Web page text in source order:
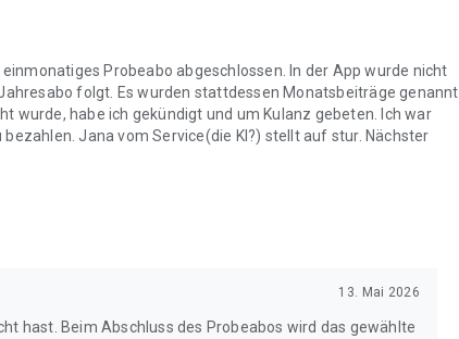
Probeabo abgeschlossen. In der App wurde nicht
folgt. Es wurden stattdessen Monatsbeiträge genannt.
wurde, habe ich gekündigt und um Kulanz gebeten. Ich war
Jana vom Service(die KI?) stellt auf stur. Nächster
13. Mai 2026
hast. Beim Abschluss des Probeabos wird das gewählte